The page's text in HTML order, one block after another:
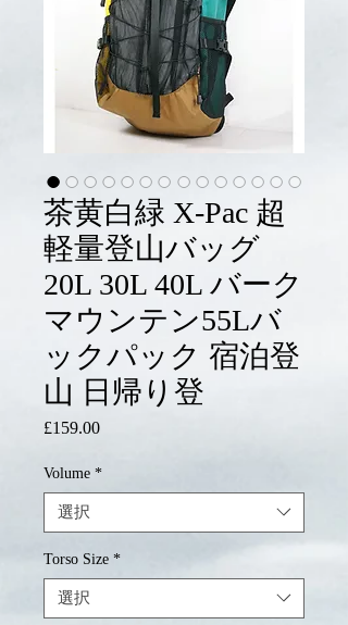
茶黄白緑 X-Pac 超
軽量登山バッグ
20L 30L 40L バーク
マウンテン55Lバ
ックパック 宿泊登
山 日帰り登
£159.00価
Volume *
選択
Torso Size *
選択